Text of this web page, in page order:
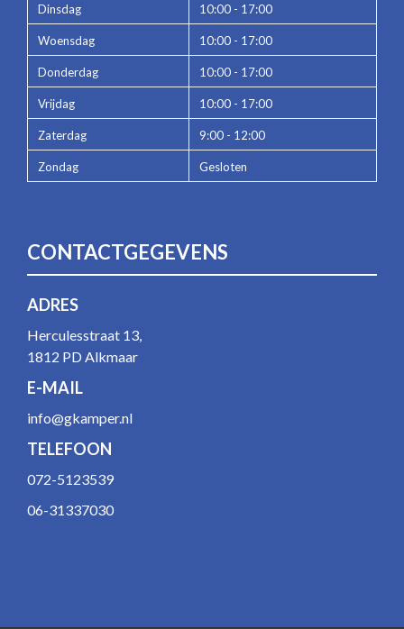
Dinsdag 10:00 - 17:00
Woensdag 10:00 - 17:00
Donderdag 10:00 - 17:00
Vrijdag 10:00 - 17:00
Zaterdag 9:00 - 12:00
Zondag Gesloten
CONTACTGEGEVENS
ADRES
Herculesstraat 13,
1812 PD Alkmaar
E-MAIL
info@gkamper.nl
TELEFOON
072-5123539
06-31337030